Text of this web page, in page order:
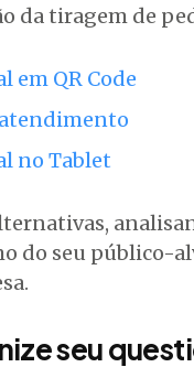
da tiragem de
em QR Code
no Tablet
do seu público-
seu